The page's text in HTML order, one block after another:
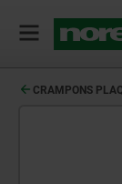
CRAMPONS